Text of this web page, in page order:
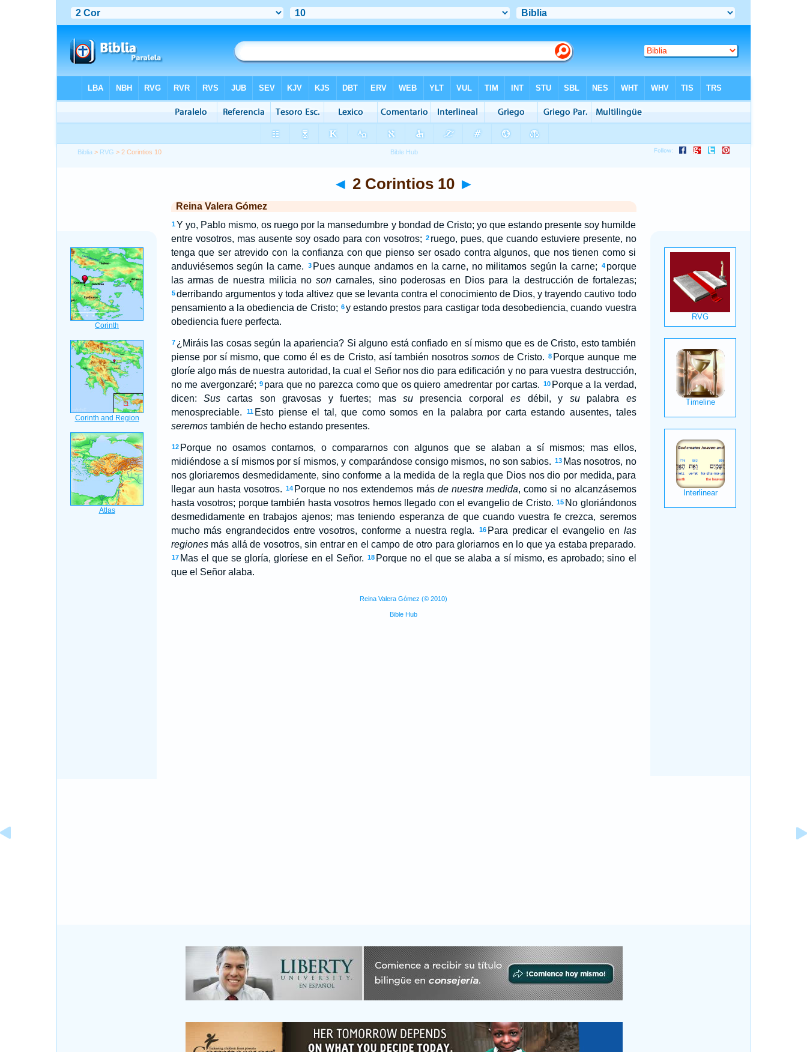
Biblia > RVG > 2 Corintios 10
◄ 2 Corintios 10 ►
Reina Valera Gómez
1 Y yo, Pablo mismo, os ruego por la mansedumbre y bondad de Cristo; yo que estando presente soy humilde
entre vosotros, mas ausente soy osado para con vosotros; 2 ruego, pues, que cuando estuviere presente, no
tenga que ser atrevido con la confianza con que pienso ser osado contra algunos, que nos tienen como si
anduviésemos según la carne.
3 Pues aunque andamos en la carne, no militamos según la carne; 4 porque
las armas de nuestra milicia no soncarnales, sino poderosas en Dios para la destrucción de fortalezas;
5 derribando argumentos y toda altivez que se levanta contra el conocimiento de Dios, y trayendo cautivo todo
pensamiento a la obediencia de Cristo; 6y estando prestos para castigar toda desobediencia, cuando vuestra
obediencia fuere perfecta.
7 ¿Miráis las cosas según la apariencia? Si alguno está confiado en sí mismo que es de Cristo, esto también
piense por sí mismo, que como él es de Cristo, así también nosotrossomos de Cristo. 8 Porque aunque me
gloríe algo más de nuestra autoridad, la cual el Señor nos dio para edificación y no para vuestra destrucción,
no me avergonzaré; 9 para que no parezca como que os quiero amedrentar por cartas. 10 Porque a la verdad,
dicen: Suscartas son gravosas y fuertes; mas su presencia corporales débil, y supalabra es
menospreciable.
11 Esto piense el tal, que como somos en la palabra por carta estando ausentes, tales
seremostambién de hecho estando presentes.
12 Porque no osamos contarnos, o compararnos con algunos que se alaban a sí mismos; mas ellos,
midiéndose a sí mismos por sí mismos, y comparándose consigo mismos, no son sabios. 13 Mas nosotros, no
nos gloriaremos desmedidamente, sino conforme a la medida de la regla que Dios nos dio por medida, para
llegar aun hasta vosotros. 14 Porque no nos extendemos más de nuestra medida, como si no alcanzásemos
hasta vosotros; porque también hasta vosotros hemos llegado con el evangelio de Cristo. 15 No gloriándonos
desmedidamente en trabajos ajenos; mas teniendo esperanza de que cuando vuestra fe crezca, seremos
mucho más engrandecidos entre vosotros, conforme a nuestra regla.
16 Para predicar el evangelio en las
regionesmás allá de vosotros, sin entrar en el campo de otro para gloriarnos en lo que ya estaba preparado.
17 Mas el que se gloría, gloríese en el Señor. 18 Porque no el que se alaba a sí mismo, es aprobado; sino el
que el Señor alaba.
Reina Valera Gómez (© 2010)
Bible Hub